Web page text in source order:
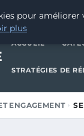
ACCUEIL
STRATÉGIES DE
ENGAGEMENT
pour
plus